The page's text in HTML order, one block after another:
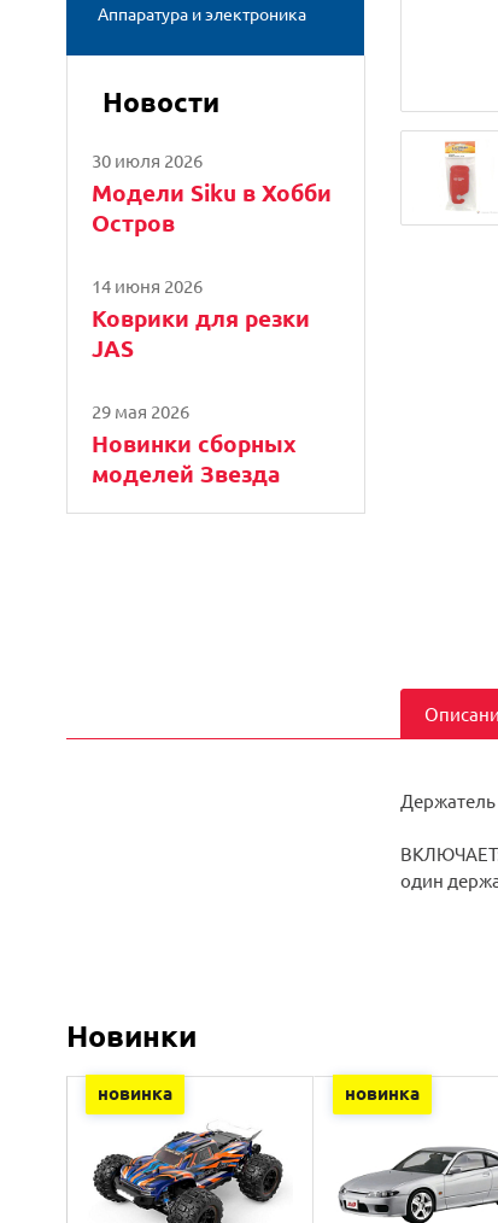
Аппаратура и электроника
Новости
30 июля 2026
Модели Siku в Хобби
Остров
14 июня 2026
Коврики для резки
JAS
29 мая 2026
Новинки сборных
моделей Звезда
Держатель
один
Новинки
новинка новинка